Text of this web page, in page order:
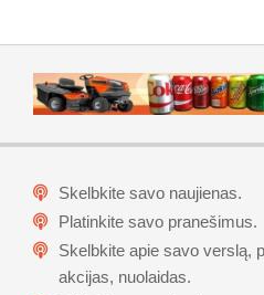
Skelbkite savo naujienas.
Platinkite savo pranešimus.
Skelbkite apie savo verslą,
akcijas, nuolaidas.